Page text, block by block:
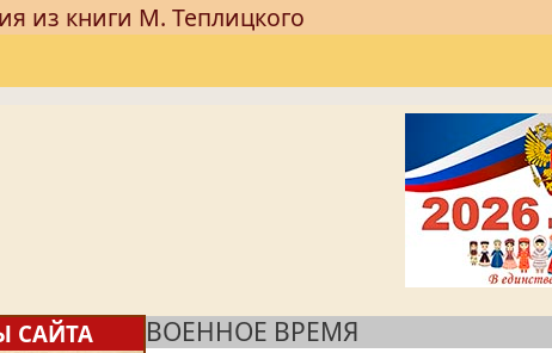
из книги М. Теплицкого
САЙТА
ВОЕННОЕ ВРЕМЯ